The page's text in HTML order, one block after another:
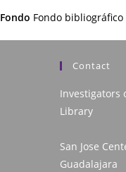
Fondo Fondo
Contact
Investigators
Library
San Jose
Guadalajara